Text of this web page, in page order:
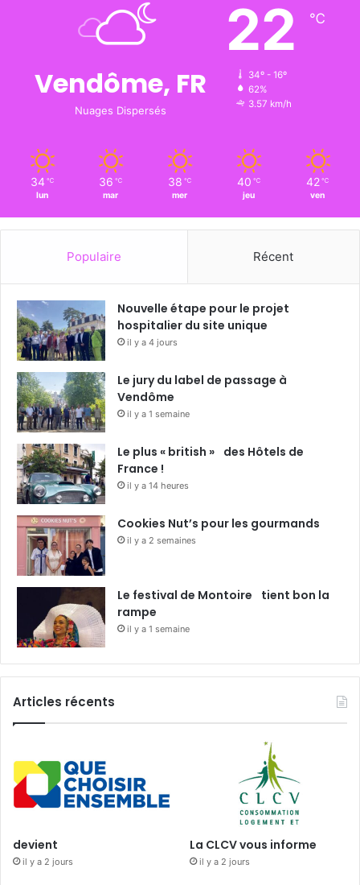
Vendôme, FR
Nuages Dispersés
22 ℃
34º - 16º
62%
3.57 km/h
34 ℃
lun
36 ℃
mar
38 ℃
mer
40 ℃
jeu
42 ℃
ven
Populaire Récent
Nouvelle étape pour le projet
hospitalier du site unique
il y a 4 jours
Le jury du label de passage à
Vendôme
il y a 1 semaine
Le plus « british » des Hôtels de
France !
il y a 14 heures
Cookies Nut’s pour les gourmands
il y a 2 semaines
Le festival de Montoire tient bon la
rampe
il y a 1 semaine
Articles récents
devient
il y a 2 jours
La CLCV vous informe
il y a 2 jours